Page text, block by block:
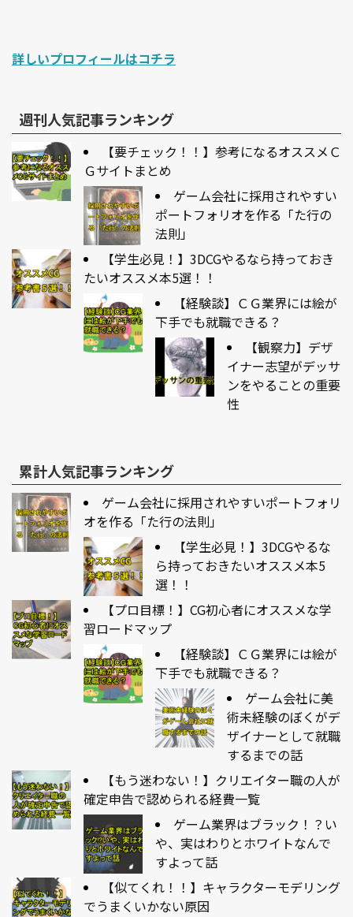
詳しいプロフィールはコチラ
週刊人気記事ランキング
【要チェック！！】参考になるオススメＣ
Ｇサイトまとめ
ゲーム会社に採用されやすい
ポートフォリオを作る「た行の
法則」
【学生必見！】3DCGやるなら持っておき
たいオススメ本5選！！
【経験談】ＣＧ業界には絵が
下手でも就職できる？
【観察力】デザ
イナー志望がデッサ
ンをやることの重要
性
累計人気記事ランキング
ゲーム会社に採用されやすいポートフォリ
オを作る「た行の法則」
【学生必見！】3DCGやるな
ら持っておきたいオススメ本5
選！！
【プロ目標！】CG初心者にオススメな学
習ロードマップ
【経験談】ＣＧ業界には絵が
下手でも就職できる？
ゲーム会社に美
術未経験のぼくがデ
ザイナーとして就職
するまでの話
【もう迷わない！】クリエイター職の人が
確定申告で認められる経費一覧
ゲーム業界はブラック！？い
や、実はわりとホワイトなんで
すよって話
【似てくれ！！】キャラクターモデリング
でうまくいかない原因